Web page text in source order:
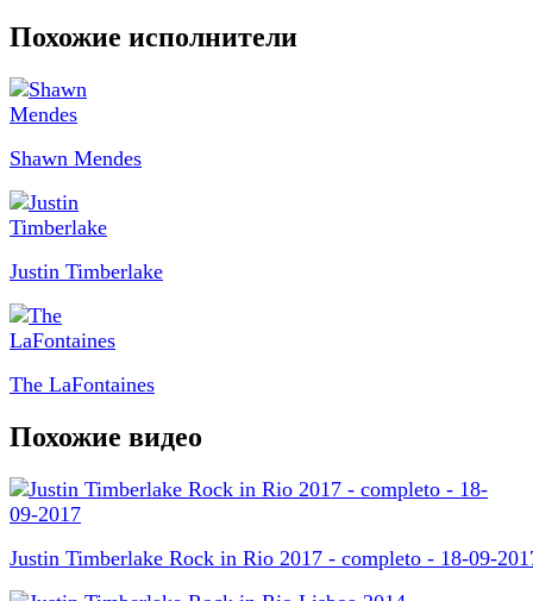
Похожие исполнители
Shawn Mendes
Justin Timberlake
The LaFontaines
Похожие видео
Justin Timberlake Rock in Rio 2017 - completo - 18-09-